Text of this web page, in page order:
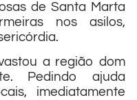
de Santa Marta
nos asilos,
a região dom
Pedindo ajuda
imediatamente